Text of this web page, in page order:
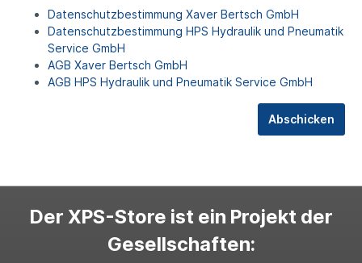
Datenschutzbestimmung Xaver Bertsch GmbH
Datenschutzbestimmung HPS Hydraulik und Pneumatik
Service GmbH
AGB Xaver Bertsch GmbH
AGB HPS Hydraulik und Pneumatik Service GmbH
Abschicken
Der XPS-Store ist ein Projekt der
Gesellschaften: